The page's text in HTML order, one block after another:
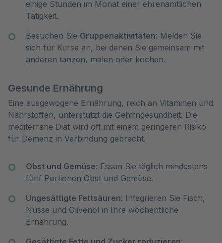
einige Stunden im Monat einer ehrenamtlichen
Tätigkeit.
Besuchen Sie Gruppenaktivitäten: Melden Sie
sich für Kurse an, bei denen Sie gemeinsam mit
anderen tanzen, malen oder kochen.
Gesunde Ernährung
Eine ausgewogene Ernährung, reich an Vitaminen und
Nährstoffen, unterstützt die Gehirngesundheit. Die
mediterrane Diät wird oft mit einem geringeren Risiko
für Demenz in Verbindung gebracht.
Obst und Gemüse: Essen Sie täglich mindestens
fünf Portionen Obst und Gemüse.
Ungesättigte Fettsäuren: Integrieren Sie Fisch,
Nüsse und Olivenöl in Ihre wöchentliche
Ernährung.